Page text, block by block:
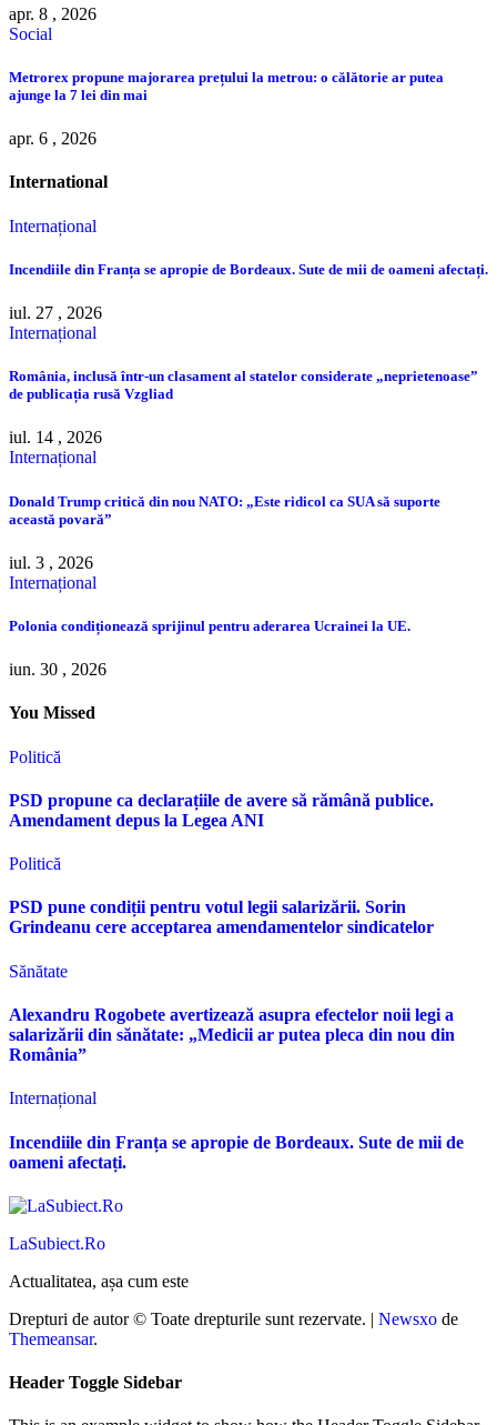
apr. 8 , 2026
Social
Metrorex propune majorarea prețului la metrou: o călătorie ar putea
ajunge la 7 lei din mai
apr. 6 , 2026
International
Internațional
Incendiile din Franța se apropie de Bordeaux. Sute de mii de oameni afectați.
iul. 27 , 2026
Internațional
România, inclusă într-un clasament al statelor considerate „neprietenoase”
de publicația rusă Vzgliad
iul. 14 , 2026
Internațional
Donald Trump critică din nou NATO: „Este ridicol ca SUA să suporte
această povară”
iul. 3 , 2026
Internațional
Polonia condiționează sprijinul pentru aderarea Ucrainei la UE.
iun. 30 , 2026
You Missed
Politică
PSD propune ca declarațiile de avere să rămână publice.
Amendament depus la Legea ANI
Politică
PSD pune condiții pentru votul legii salarizării. Sorin
Grindeanu cere acceptarea amendamentelor sindicatelor
Sănătate
Alexandru Rogobete avertizează asupra efectelor noii legi a
salarizării din sănătate: „Medicii ar putea pleca din nou din
România”
Internațional
Incendiile din Franța se apropie de Bordeaux. Sute de mii de
oameni afectați.
LaSubiect.Ro
Actualitatea, așa cum este
Drepturi de autor © Toate drepturile sunt rezervate. | Newsxo de
Themeansar.
Header Toggle Sidebar